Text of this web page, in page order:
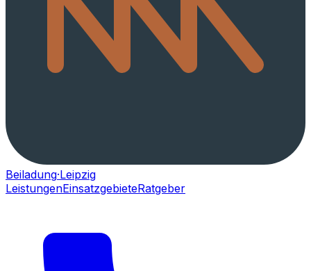
Beiladung·Leipzig
LeistungenEinsatzgebieteRatgeber